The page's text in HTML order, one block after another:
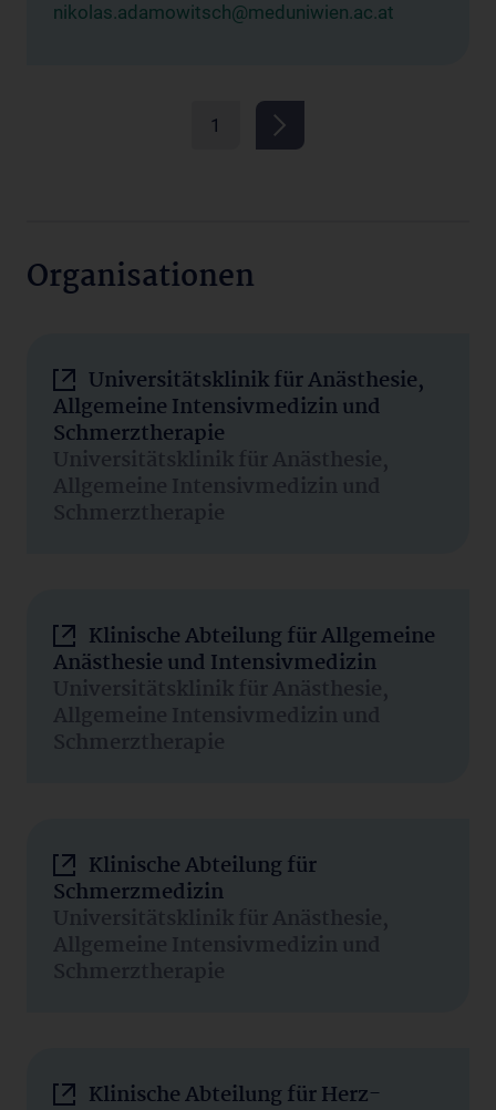
nikolas.adamowitsch@meduniwien.ac.at
1
Organisationen
Universitätsklinik für Anästhesie,
Allgemeine Intensivmedizin und
Schmerztherapie
Universitätsklinik für Anästhesie,
Allgemeine Intensivmedizin und
Schmerztherapie
Klinische Abteilung für Allgemeine
Anästhesie und Intensivmedizin
Universitätsklinik für Anästhesie,
Allgemeine Intensivmedizin und
Schmerztherapie
Klinische Abteilung für
Schmerzmedizin
Universitätsklinik für Anästhesie,
Allgemeine Intensivmedizin und
Schmerztherapie
Klinische Abteilung für Herz-